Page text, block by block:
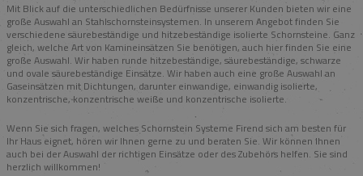
Mit Blick auf die unterschiedlichen Bedürfnisse unserer Kunden bieten wir eine
große Auswahl an Stahlschornsteinsystemen. In unserem Angebot finden Sie
verschiedene säurebeständige und hitzebeständige isolierte Schornsteine. Ganz
gleich, welche Art von Kamineinsätzen Sie benötigen, auch hier finden Sie eine
große Auswahl. Wir haben runde hitzebeständige, säurebeständige, schwarze
und ovale säurebeständige Einsätze. Wir haben auch eine große Auswahl an
Gaseinsätzen mit Dichtungen, darunter einwandige, einwandig isolierte,
konzentrische, konzentrische weiße und konzentrische isolierte.
Wenn Sie sich fragen, welches Schornstein Systeme Firend sich am besten für
Ihr Haus eignet, hören wir Ihnen gerne zu und beraten Sie. Wir können Ihnen
auch bei der Auswahl der richtigen Einsätze oder des Zubehörs helfen. Sie sind
herzlich willkommen!